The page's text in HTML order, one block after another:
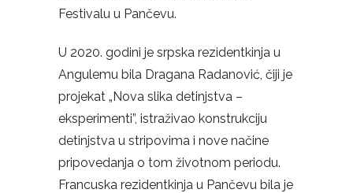
Festivalu u Pančevu.
U 2020. godini je srpska rezidentkinja u
Angulemu bila Dragana Radanović, čiji je
projekat „Nova slika detinjstva –
eksperimenti”, istraživao konstrukciju
detinjstva u stripovima i nove načine
pripovedanja o tom životnom periodu.
Francuska rezidentkinja u Pančevu bila je